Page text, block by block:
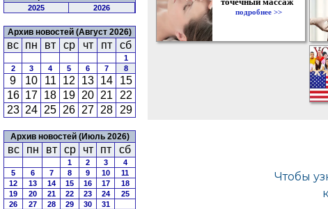
2025 2026
Архив новостей (Август 2026)
вс пн вт ср чт пт сб
1
2
3 4 5 6 7 8
9 10 11 12 13 14
15
16 17 18 19 20 21
22
23 24 25 26 27 28 29
Архив новостей (Июль 2026)
вс пн вт ср чт пт сб
1 2 3
4
5
6 7 8 9 10
11
12
13 14 15 16 17
18
19
20 21 22 23 24
25
26
27 28 29 30 31
подробнее >>